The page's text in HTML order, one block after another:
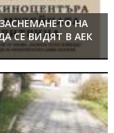
НА
СЕ ВИДЯТ В АЕК